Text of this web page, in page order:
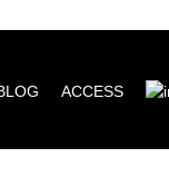
ACCESS